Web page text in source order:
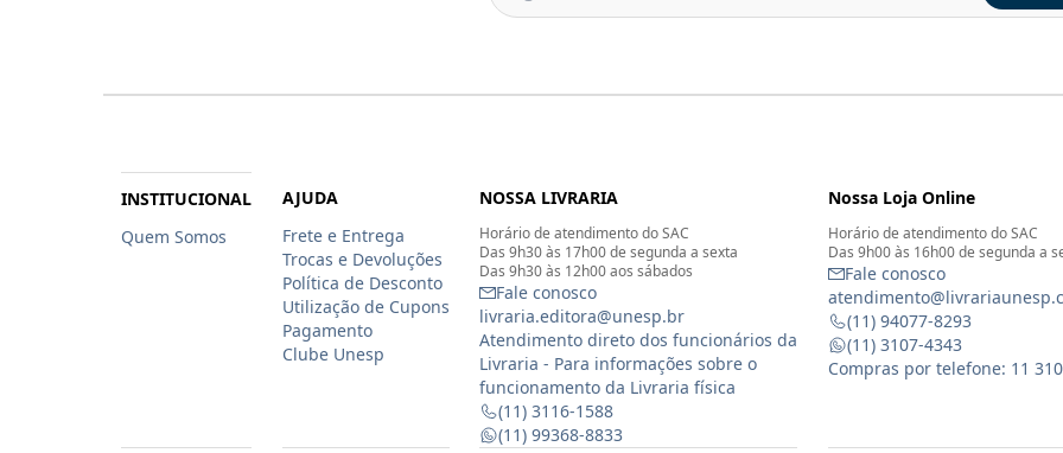
INSTITUCIONAL
Quem Somos
AJUDA
Frete e Entrega
Trocas e Devoluções
Política de Desconto
Utilização de Cupons
Pagamento
Clube Unesp
NOSSA LIVRARIA
Horário de atendimento do SAC
Das 9h30 às 17h00 de segunda a sexta
Das 9h30 às 12h00 aos sábados
Fale conosco
livraria.editora@unesp.br
Atendimento direto dos funcionários da
Livraria - Para informações sobre o
funcionamento da Livraria física
(11) 3116-1588
(11) 99368-8833
Nossa Loja Online
Horário de atendimento do SAC
Das 9h00 às 16h00 de segunda a
Fale conosco
(11) 94077-8293
(11) 3107-4343
Compras por telefone: 11